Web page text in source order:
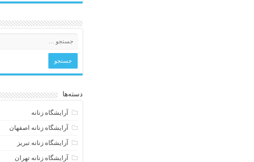
دسته‌ها
آرایشگاه زنانه
آرایشگاه زنانه اصفهان
آرایشگاه زنانه تبریز
آرایشگاه زنانه تهران